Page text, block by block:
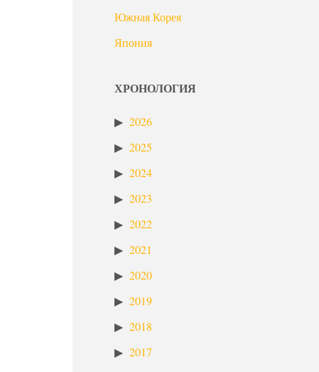
Южная Корея
Япония
ХРОНОЛОГИЯ
2026
2025
2024
2023
2022
2021
2020
2019
2018
2017